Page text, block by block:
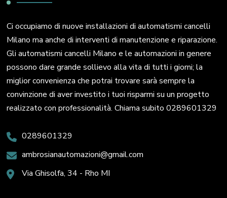
Ci occupiamo di nuove installazioni di automatismi cancelli
Milano ma anche di interventi di manutenzione e riparazione.
Gli automatismi cancelli Milano e le automazioni in genere
possono dare grande sollievo alla vita di tutti i giorni; la
miglior convenienza che potrai trovare sarà sempre la
convinzione di aver investito i tuoi risparmi su un progetto
realizzato con professionalità. Chiama subito 0289601329
0289601329
ambrosianautomazioni@gmail.com
Via Ghisolfa, 34 - Rho MI